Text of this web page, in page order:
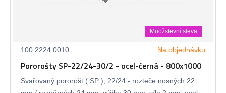
Množstevní sleva
100.2224.0010 Na objednávku
Pororošty SP-22/24-30/2 - ocel-černá - 800x1000
Svařovaný pororošt ( SP ), 22/24 - rozteče nosných 22